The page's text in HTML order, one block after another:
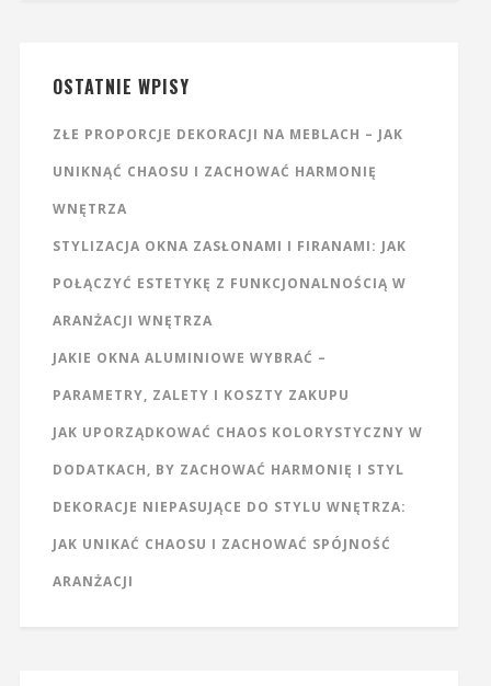
OSTATNIE WPISY
ZŁE PROPORCJE DEKORACJI NA MEBLACH – JAK
UNIKNĄĆ CHAOSU I ZACHOWAĆ HARMONIĘ
WNĘTRZA
STYLIZACJA OKNA ZASŁONAMI I FIRANAMI: JAK
POŁĄCZYĆ ESTETYKĘ Z FUNKCJONALNOŚCIĄ W
ARANŻACJI WNĘTRZA
JAKIE OKNA ALUMINIOWE WYBRAĆ –
PARAMETRY, ZALETY I KOSZTY ZAKUPU
JAK UPORZĄDKOWAĆ CHAOS KOLORYSTYCZNY W
DODATKACH, BY ZACHOWAĆ HARMONIĘ I STYL
DEKORACJE NIEPASUJĄCE DO STYLU WNĘTRZA:
JAK UNIKAĆ CHAOSU I ZACHOWAĆ SPÓJNOŚĆ
ARANŻACJI